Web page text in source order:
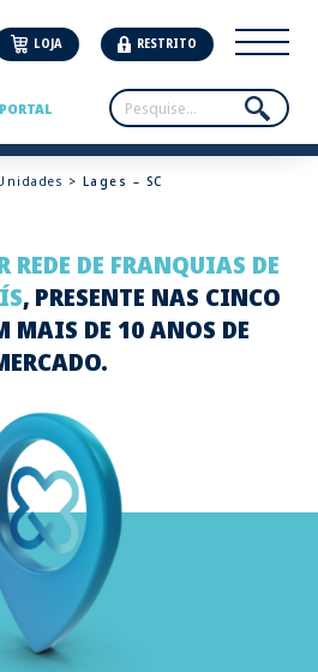
LOJA RESTRITO
PORTAL
> Lages – SC
REDE DE FRANQUIAS DE
, PRESENTE NAS CINCO
MAIS DE 10 ANOS DE